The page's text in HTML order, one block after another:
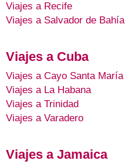
Viajes a Recife
Viajes a Salvador de Bahía
Viajes a Cuba
Viajes a Cayo Santa María
Viajes a La Habana
Viajes a Trinidad
Viajes a Varadero
Viajes a Jamaica